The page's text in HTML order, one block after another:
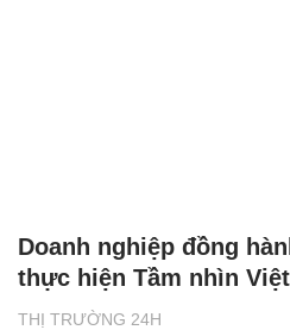
THỊ TRƯỜNG 24H
Doanh nghiệp đồng
thực hiện Tầm nhìn